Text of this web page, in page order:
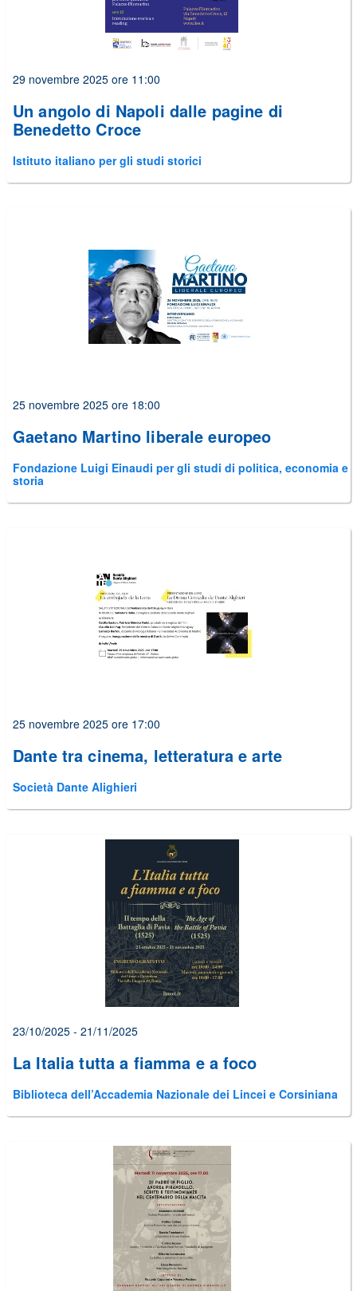
29 novembre 2025 ore 11:00
Un angolo di Napoli dalle pagine di
Benedetto Croce
Istituto italiano per gli studi storici
25 novembre 2025 ore 18:00
Gaetano Martino liberale europeo
Fondazione Luigi Einaudi per gli studi di politica, economia e
storia
25 novembre 2025 ore 17:00
Dante tra cinema, letteratura e arte
Società Dante Alighieri
23/10/2025 - 21/11/2025
La Italia tutta a fiamma e a foco
Biblioteca dell’Accademia Nazionale dei Lincei e Corsiniana